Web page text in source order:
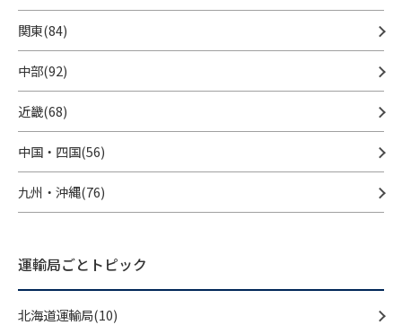
関東(84)
中部(92)
近畿(68)
中国・四国(56)
九州・沖縄(76)
運輸局ごとトピック
北海道運輸局(10)